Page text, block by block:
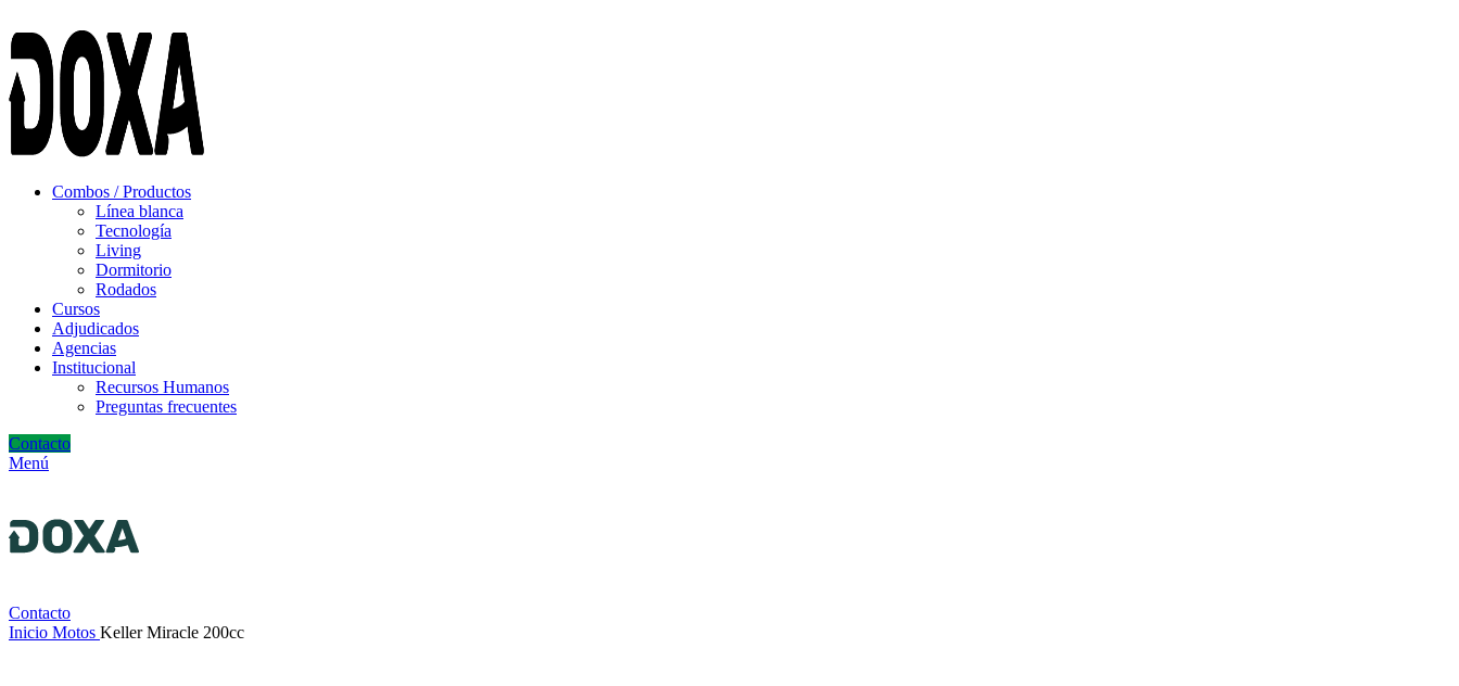
Combos / Productos
Línea blanca
Tecnología
Living
Dormitorio
Rodados
Cursos
Adjudicados
Agencias
Institucional
Recursos Humanos
Preguntas frecuentes
Contacto
Menú
Contacto
Inicio Motos Keller Miracle 200cc